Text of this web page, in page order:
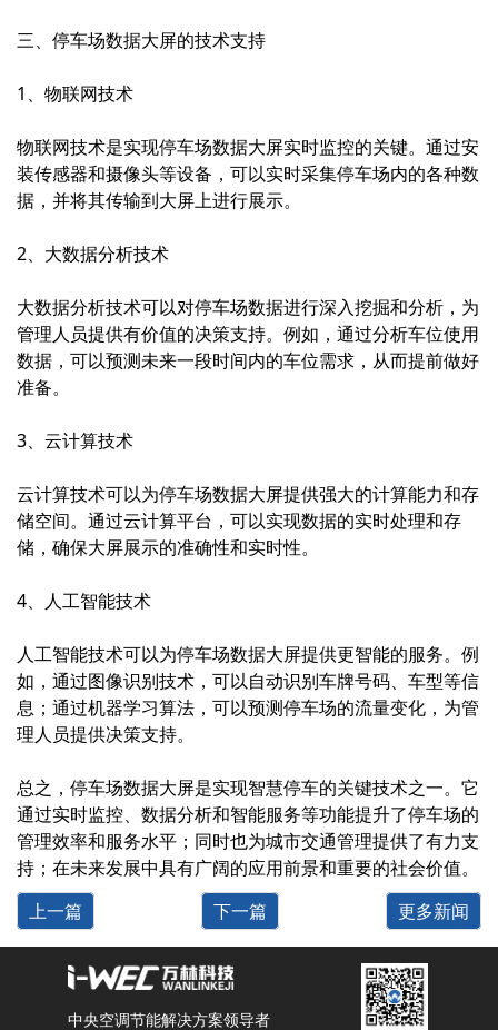
三、停车场数据大屏的技术支持
1、物联网技术
物联网技术是实现停车场数据大屏实时监控的关键。通过安
装传感器和摄像头等设备，可以实时采集停车场内的各种数
据，并将其传输到大屏上进行展示。
2、大数据分析技术
大数据分析技术可以对停车场数据进行深入挖掘和分析，为
管理人员提供有价值的决策支持。例如，通过分析车位使用
数据，可以预测未来一段时间内的车位需求，从而提前做好
准备。
3、云计算技术
云计算技术可以为停车场数据大屏提供强大的计算能力和存
储空间。通过云计算平台，可以实现数据的实时处理和存
储，确保大屏展示的准确性和实时性。
4、人工智能技术
人工智能技术可以为停车场数据大屏提供更智能的服务。例
如，通过图像识别技术，可以自动识别车牌号码、车型等信
息；通过机器学习算法，可以预测停车场的流量变化，为管
理人员提供决策支持。
总之，停车场数据大屏是实现智慧停车的关键技术之一。它
通过实时监控、数据分析和智能服务等功能提升了停车场的
管理效率和服务水平；同时也为城市交通管理提供了有力支
持；在未来发展中具有广阔的应用前景和重要的社会价值。
上一篇
下一篇 更多新闻
中央空调节能解决方案领导者